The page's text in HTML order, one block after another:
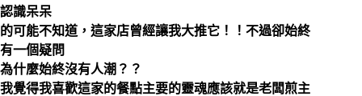
認識呆呆
的可能不知道，這家店曾經讓我大推它！！不過卻始終
有一個疑問
為什麼始終沒有人潮？？
我覺得我喜歡這家的餐點主要的靈魂應該就是老闆煎主